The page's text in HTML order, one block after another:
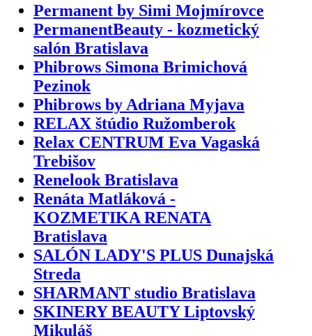
Permanent by Simi Mojmírovce
PermanentBeauty - kozmetický
salón Bratislava
Phibrows Simona Brimichová
Pezinok
Phibrows by Adriana Myjava
RELAX štúdio Ružomberok
Relax CENTRUM Eva Vagaská
Trebišov
Renelook Bratislava
Renáta Matláková -
KOZMETIKA RENATA
Bratislava
SALÓN LADY'S PLUS Dunajská
Streda
SHARMANT studio Bratislava
SKINERY BEAUTY Liptovský
Mikuláš